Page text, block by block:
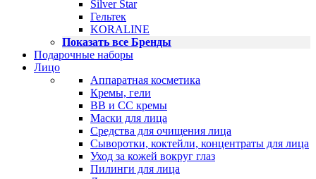
Silver Star
Гельтек
KORALINE
Показать все Бренды
Подарочные наборы
Лицо
Аппаратная косметика
Кремы, гели
BB и CC кремы
Маски для лица
Средства для очищения лица
Сыворотки, коктейли, концентраты для лица
Уход за кожей вокруг глаз
Пилинги для лица